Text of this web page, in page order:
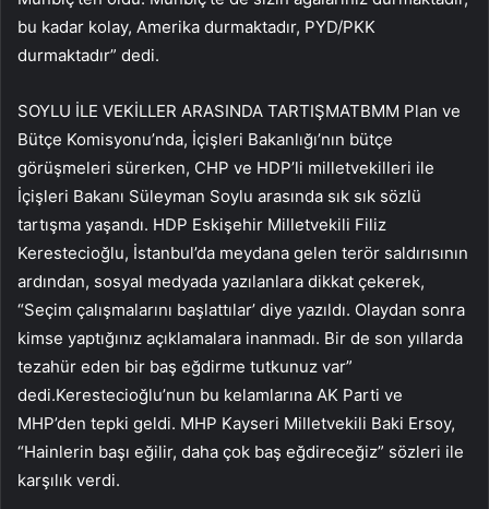
bu kadar kolay, Amerika durmaktadır, PYD/PKK
durmaktadır” dedi.
SOYLU İLE VEKİLLER ARASINDA TARTIŞMATBMM Plan ve
Bütçe Komisyonu’nda, İçişleri Bakanlığı’nın bütçe
görüşmeleri sürerken, CHP ve HDP’li milletvekilleri ile
İçişleri Bakanı Süleyman Soylu arasında sık sık sözlü
tartışma yaşandı. HDP Eskişehir Milletvekili Filiz
Kerestecioğlu, İstanbul’da meydana gelen terör saldırısının
ardından, sosyal medyada yazılanlara dikkat çekerek,
“Seçim çalışmalarını başlattılar’ diye yazıldı. Olaydan sonra
kimse yaptığınız açıklamalara inanmadı. Bir de son yıllarda
tezahür eden bir baş eğdirme tutkunuz var”
dedi.Kerestecioğlu’nun bu kelamlarına AK Parti ve
MHP’den tepki geldi. MHP Kayseri Milletvekili Baki Ersoy,
“Hainlerin başı eğilir, daha çok baş eğdireceğiz” sözleri ile
karşılık verdi.